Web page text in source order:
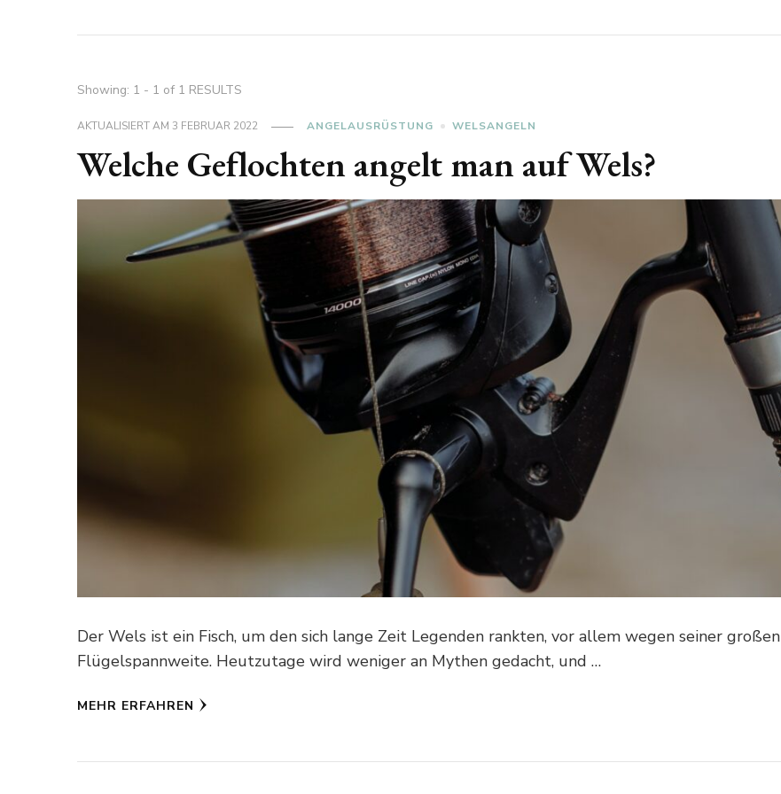
Showing: 1 - 1 of 1 RESULTS
AKTUALISIERT AM 3 FEBRUAR 2022 ANGELAUSRÜSTUNG WELSANGELN
Welche Geflochten angelt man auf Wels?
Der Wels ist ein Fisch, um den sich lange Zeit Legenden rankten, vor allem wegen seiner großen
Flügelspannweite. Heutzutage wird weniger an Mythen gedacht, und …
MEHR ERFAHREN